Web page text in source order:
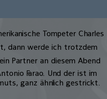
Tompeter Charles
dann werde ich trotzdem
Partner an diesem Abend
Farao. Und der ist im
ganz ähnlich gestrickt.